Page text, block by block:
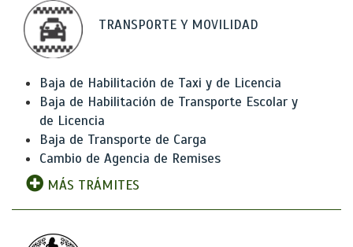
TRANSPORTE Y MOVILIDAD
Baja de Habilitación de Taxi y de Licencia
Baja de Habilitación de Transporte Escolar y
de Licencia
Baja de Transporte de Carga
Cambio de Agencia de Remises
MÁS TRÁMITES